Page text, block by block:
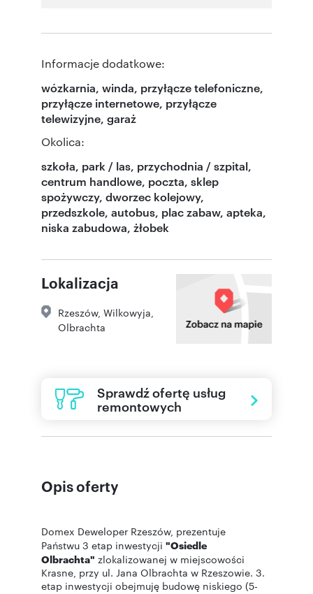
Informacje dodatkowe:
wózkarnia, winda, przyłącze telefoniczne,
przyłącze internetowe, przyłącze
telewizyjne, garaż
Okolica:
szkoła, park / las, przychodnia / szpital,
centrum handlowe, poczta, sklep
spożywczy, dworzec kolejowy,
przedszkole, autobus, plac zabaw, apteka,
niska zabudowa, żłobek
Lokalizacja
Rzeszów, Wilkowyja
Olbrachta
Sprawdź ofertę usług
remontowych
Opis oferty
Domex Deweloper Rzeszów, prezentuje
Państwu 3 etap inwestycji "Osiedle
Olbrachta" zlokalizowanej w miejscowości
Krasne, przy ul. Jana Olbrachta w Rzeszowie. 3.
etap inwestycji obejmuję budowę niskiego (5-